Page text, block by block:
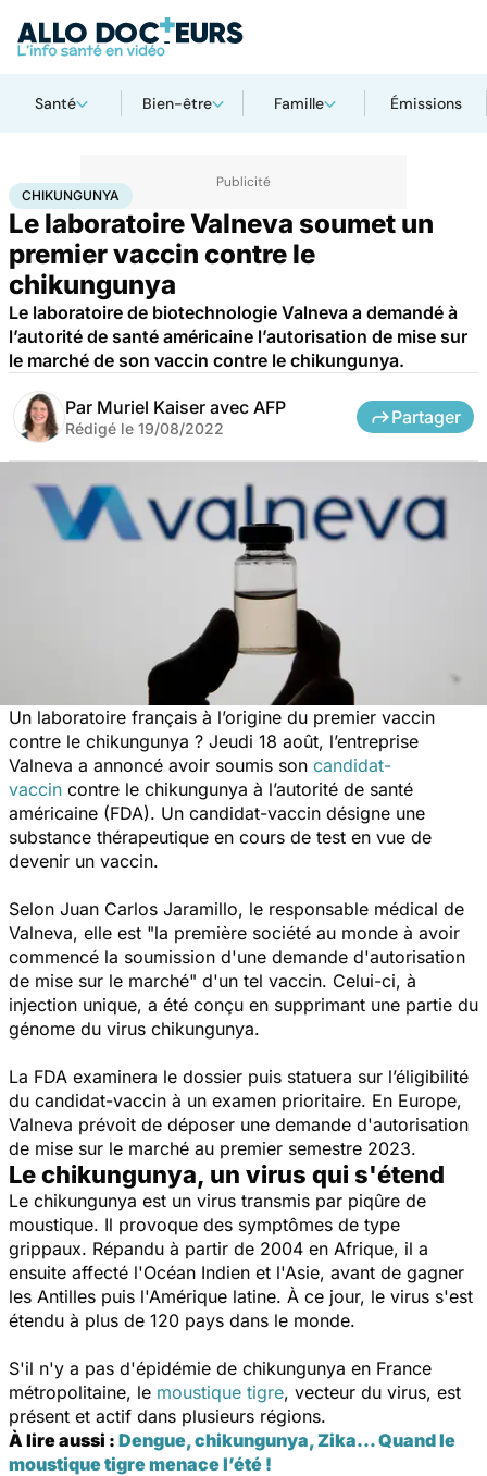
Santé Bien-être Famille Émissions
AccueilSantéMaladies Chikungunya
CHIKUNGUNYA
Le laboratoire Valneva soumet un
premier vaccin contre le
chikungunya
Le laboratoire de biotechnologie Valneva a demandé à
l’autorité de santé américaine l’autorisation de mise sur
le marché de son vaccin contre le chikungunya.
Par Muriel Kaiser avec AFP
Rédigé le 19/08/2022
Partager
Un laboratoire français à l’origine du premier vaccin
contre le chikungunya ? Jeudi 18 août, l’entreprise
Valneva a annoncé avoir soumis son candidat-
vaccin contre le chikungunya à l’autorité de santé
américaine (FDA). Un candidat-vaccin désigne une
substance thérapeutique en cours de test en vue de
devenir un vaccin.
Selon Juan Carlos Jaramillo, le responsable médical de
Valneva, elle est "la première société au monde à avoir
commencé la soumission d'une demande d'autorisation
de mise sur le marché" d'un tel vaccin. Celui-ci, à
injection unique, a été conçu en supprimant une partie du
génome du virus chikungunya.
La FDA examinera le dossier puis statuera sur l’éligibilité
du candidat-vaccin à un examen prioritaire. En Europe,
Valneva prévoit de déposer une demande d'autorisation
de mise sur le marché au premier semestre 2023.
Le chikungunya, un virus qui s'étend
Le chikungunya est un virus transmis par piqûre de
moustique. Il provoque des symptômes de type
grippaux. Répandu à partir de 2004 en Afrique, il a
ensuite affecté l'Océan Indien et l'Asie, avant de gagner
les Antilles puis l'Amérique latine. À ce jour, le virus s'est
étendu à plus de 120 pays dans le monde.
S'il n'y a pas d'épidémie de chikungunya en France
métropolitaine, le moustique tigre, vecteur du virus, est
présent et actif dans plusieurs régions.
À lire aussi : Dengue, chikungunya, Zika… Quand le
moustique tigre menace l’été !